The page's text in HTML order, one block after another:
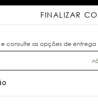
FINALIZAR